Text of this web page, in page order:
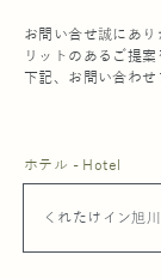
お問い合せ誠にあ
リットのあるご提案
下記、お問い合わせ
ホテル - Hotel